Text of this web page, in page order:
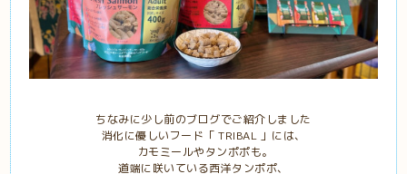
ちなみに少し前のブログでご紹介しました
消化に優しいフード「 TRIBAL 」には、
カモミールやタンポポも。
道端に咲いている西洋タンポポ、